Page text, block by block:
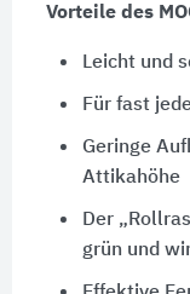
Vorteile des
Leicht und
Für fast
Geringe
Attikahöhe
Der
grün und